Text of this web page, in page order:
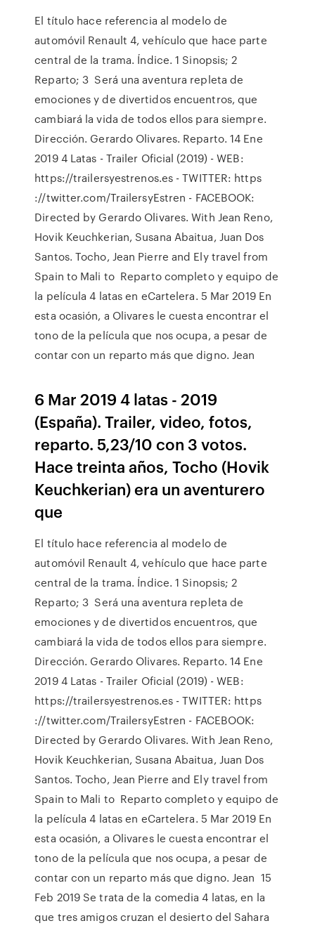
El título hace referencia al modelo de
automóvil Renault 4, vehículo que hace parte
central de la trama. Índice. 1 Sinopsis; 2
Reparto; 3 Será una aventura repleta de
emociones y de divertidos encuentros, que
cambiará la vida de todos ellos para siempre.
Dirección. Gerardo Olivares. Reparto. 14 Ene
2019 4 Latas - Trailer Oficial (2019) - WEB:
https://trailersyestrenos.es - TWITTER: https
://twitter.com/TrailersyEstren - FACEBOOK:
Directed by Gerardo Olivares. With Jean Reno,
Hovik Keuchkerian, Susana Abaitua, Juan Dos
Santos. Tocho, Jean Pierre and Ely travel from
Spain to Mali to Reparto completo y equipo de
la película 4 latas en eCartelera. 5 Mar 2019 En
esta ocasión, a Olivares le cuesta encontrar el
tono de la película que nos ocupa, a pesar de
contar con un reparto más que digno. Jean
6 Mar 2019 4 latas - 2019
(España). Trailer, video, fotos,
reparto. 5,23/10 con 3 votos.
Hace treinta años, Tocho (Hovik
Keuchkerian) era un aventurero
que
El título hace referencia al modelo de
automóvil Renault 4, vehículo que hace parte
central de la trama. Índice. 1 Sinopsis; 2
Reparto; 3 Será una aventura repleta de
emociones y de divertidos encuentros, que
cambiará la vida de todos ellos para siempre.
Dirección. Gerardo Olivares. Reparto. 14 Ene
2019 4 Latas - Trailer Oficial (2019) - WEB:
https://trailersyestrenos.es - TWITTER: https
://twitter.com/TrailersyEstren - FACEBOOK:
Directed by Gerardo Olivares. With Jean Reno,
Hovik Keuchkerian, Susana Abaitua, Juan Dos
Santos. Tocho, Jean Pierre and Ely travel from
Spain to Mali to Reparto completo y equipo de
la película 4 latas en eCartelera. 5 Mar 2019 En
esta ocasión, a Olivares le cuesta encontrar el
tono de la película que nos ocupa, a pesar de
contar con un reparto más que digno. Jean 15
Feb 2019 Se trata de la comedia 4 latas, en la
que tres amigos cruzan el desierto del Sahara